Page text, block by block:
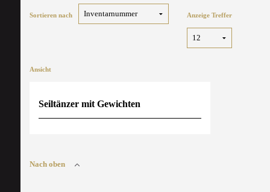
Sortieren nach Anzeige Treffer
Ansicht
Seiltänzer mit Gewichten
Nach oben